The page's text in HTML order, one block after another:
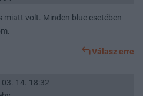
miatt volt. Minden blue esetében
Válasz erre
14. 18:32